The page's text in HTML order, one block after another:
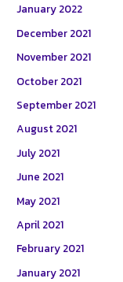
January 2022
December 2021
November 2021
October 2021
September 2021
August 2021
July 2021
June 2021
May 2021
April 2021
February 2021
January 2021